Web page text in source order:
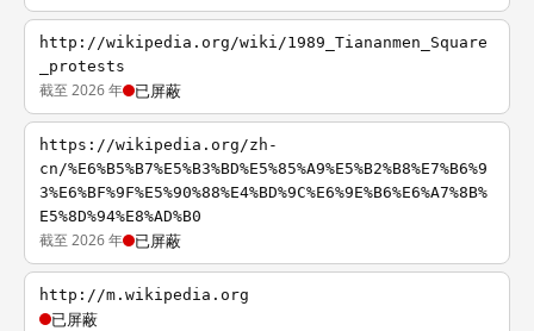
http://wikipedia.org/wiki/1989_Tiananmen_Square
_protests
截至 2026 年 已屏蔽
https://wikipedia.org/zh-
cn/%E6%B5%B7%E5%B3%BD%E5%85%A9%E5%B2%B8%E7%B6%9
3%E6%BF%9F%E5%90%88%E4%BD%9C%E6%9E%B6%E6%A7%8B%
E5%8D%94%E8%AD%B0
截至 2026 年 已屏蔽
http://m.wikipedia.org
已屏蔽